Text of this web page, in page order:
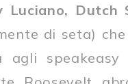
Luciano, Dutch
di seta)
agli